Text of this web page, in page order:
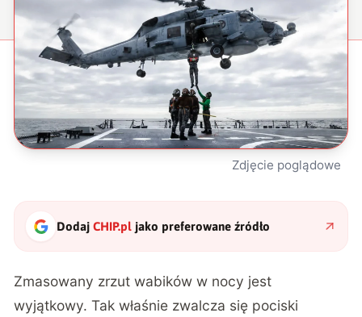
Zdjęcie poglądowe
DodajCHIP.pl jako preferowane źródło
Zmasowany zrzut wabików w nocy jest
wyjątkowy. Tak właśnie zwalcza się pociski